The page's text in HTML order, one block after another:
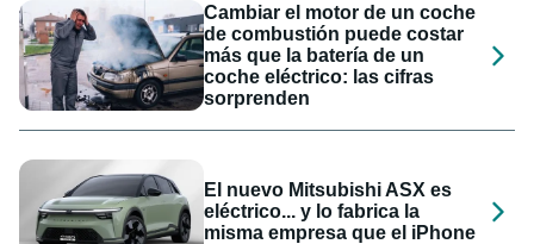
Cambiar el motor de un coche
de combustión puede costar
más que la batería de un
coche eléctrico: las cifras
sorprenden
El nuevo Mitsubishi ASX es
eléctrico... y lo fabrica la
misma empresa que el iPhone